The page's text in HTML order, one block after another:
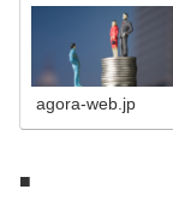
agora-web.jp
■